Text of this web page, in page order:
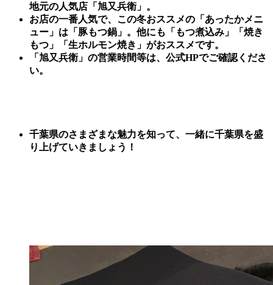
地元の人気店 「旭又兵衛」。
お店の一番人気で、この冬おススメの「あったかメニ
ュー」は「豚もつ鍋」。他にも「もつ煮込み」「焼き
もつ」「生ホルモン焼き」がおススメです。
「旭又兵衛」の営業時間等は、公式HPでご確認くださ
い。
千葉県のさまざまな魅力を知って、一緒に千葉県を盛
り上げていきましょう！